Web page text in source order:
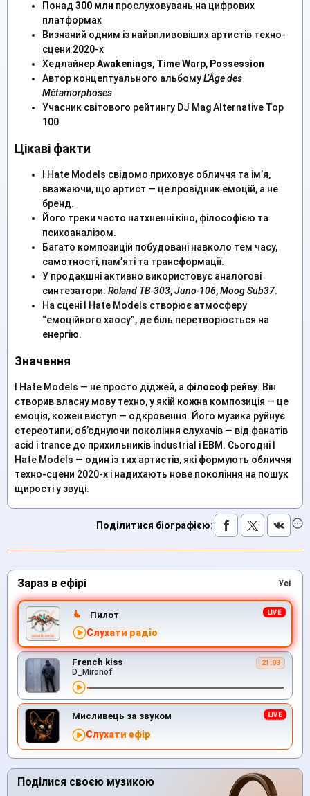
Понад 300 млн прослуховувань на цифрових
платформах
Визнаний одним із найвпливовіших артистів техно-
сцени 2020-х
ХедлайнерAwakenings, Time Warp, Possession
Автор концептуального альбомуL’Âge des
Métamorphoses
Учасник світового рейтингу DJ Mag Alternative Top
100
Цікаві факти
I Hate Models свідомо приховує обличчя та ім’я,
вважаючи, що артист — це провідник емоцій, а не
бренд.
Його треки часто натхненні кіно, філософією та
психоаналізом.
Багато композицій побудовані навколо тем часу,
самотності, пам’яті та трансформації.
У продакшні активно використовує аналогові
синтезатори: Roland TB-303,Juno-106,Moog Sub37.
На сцені I Hate Models створює атмосферу
“емоційного хаосу”, де біль перетворюється на
енергію.
Значення
I Hate Models — не просто діджей, а філософ рейву. Він
створив власну мову техно, у якій кожна композиція — це
емоція, кожен виступ — одкровення. Його музика руйнує
стереотипи, об’єднуючи покоління слухачів — від фанатів
acid і trance до прихильників industrial і EBM. Сьогодні I
Hate Models — один із тих артистів, які формують обличчя
техно-сцени 2020-х і надихають нове покоління на пошук
щирості у звуці.
Поділитися біографією:
Зараз в ефірі Усі
Пилот
Слухати радіо
French kiss 21:03
D_Mironof
Мисливець за звуком
Слухати ефір
Поділися своєю музикою